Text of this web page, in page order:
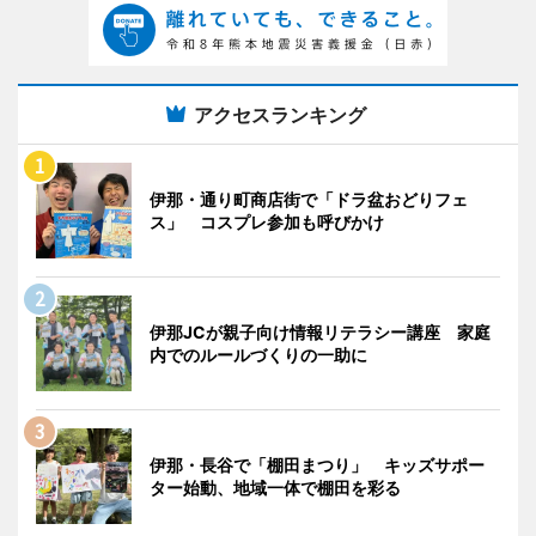
アクセスランキング
伊那・通り町商店街で「ドラ盆おどりフェ
ス」 コスプレ参加も呼びかけ
伊那JCが親子向け情報リテラシー講座 家庭
内でのルールづくりの一助に
伊那・長谷で「棚田まつり」 キッズサポー
ター始動、地域一体で棚田を彩る